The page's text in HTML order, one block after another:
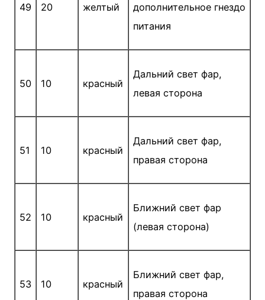
49 20 желтый
дополнительное гнездо
питания
50 10 красный
Дальний свет фар,
левая сторона
51 10 красный
Дальний свет фар,
правая сторона
52 10 красный
Ближний свет фар
(левая сторона)
53 10 красный
Ближний свет фар,
правая сторона